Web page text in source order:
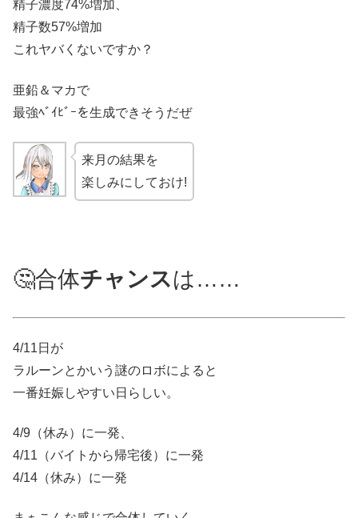
精子濃度74%増加、
精子数57%増加
これヤバくないですか？
亜鉛＆マカで
最強ﾍﾞｲﾋﾞｰを生成できそうだぜ
来月の結果を
楽しみにしておけ!
🤔合体チャンスは……
4/11日が
ラルーンとかいう謎のロボによると
一番妊娠しやすい日らしい。
4/9（休み）に一発、
4/11（バイトから帰宅後）に一発
4/14（休み）に一発